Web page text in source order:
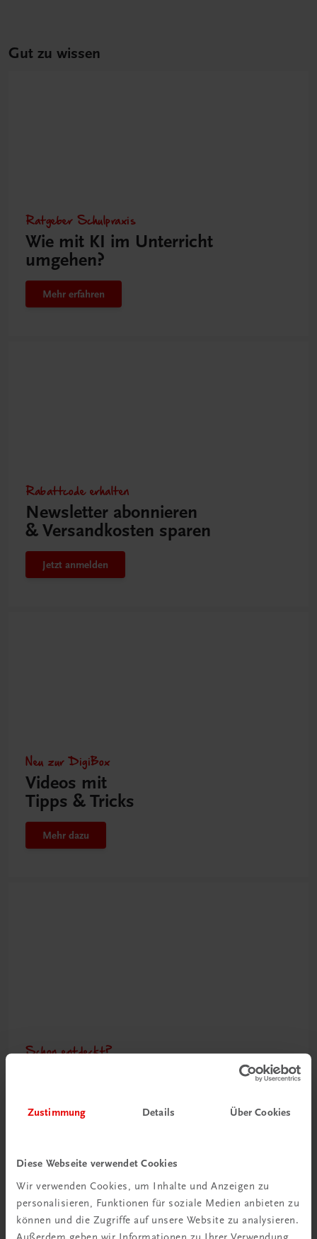
Zustimmung Details Über Cookies
Diese Webseite verwendet Cookies
Wir verwenden Cookies, um Inhalte und Anzeigen zu
personalisieren, Funktionen für soziale Medien anbieten zu
können und die Zugriffe auf unsere Website zu analysieren.
Gut zu wissen
Ratgeber Schulpraxis
Wie mit KI im Unterricht
umgehen?
Mehr erfahren
Rabattcode erhalten
Newsletter abonnieren
& Versandkosten sparen
Jetzt anmelden
Neu zur DigiBox
Videos mit
Tipps & Tricks
Mehr dazu
Schon entdeckt?
Mehr dazu